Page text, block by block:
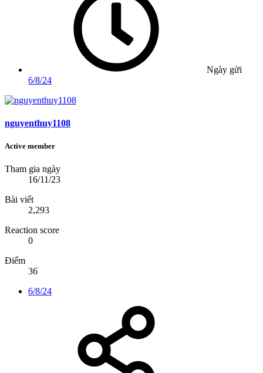
Ngày gửi
6/8/24
nguyenthuy1108
Active member
Tham gia ngày
16/11/23
Bài viết
2,293
Reaction score
0
Điểm
36
6/8/24